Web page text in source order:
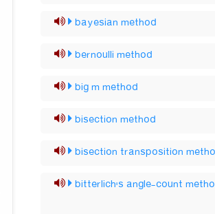
bayesian method
bernoulli method
big m method
bisection method
bisection transposition
bitterlich's angle-count